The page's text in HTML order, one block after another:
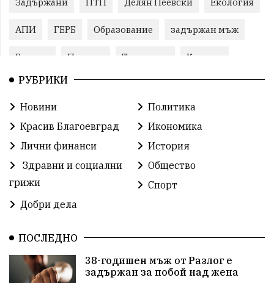
АПИ ГЕРБ Образование задържан мъж
Ремонт Пожари Традиции Култура
Илияна Йотова
Бойко Борисов Методи Байкушев
Прокуратура
Избори Икономика побой алкохол
Общински съвет
Красива България АМ Струма Белица
РУБРИКИ
Новини
Политика
Красив Благоевград
Икономика
Лични финанси
История
Здравни и социални
грижи
Общество
Спорт
Добри дела
ПОСЛЕДНО
38-годишен мъж от Разлог е
задържан за побой над жена